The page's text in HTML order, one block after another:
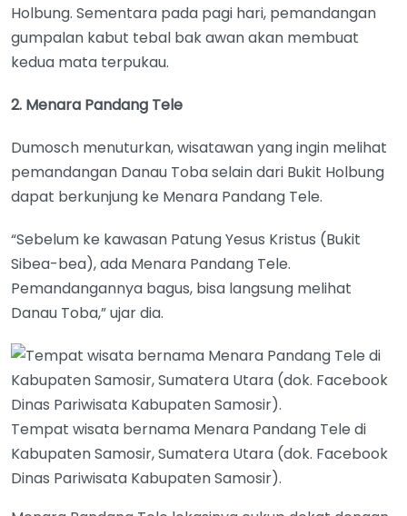
Holbung. Sementara pada pagi hari, pemandangan
gumpalan kabut tebal bak awan akan membuat
kedua mata terpukau.
2. Menara Pandang Tele
Dumosch menuturkan, wisatawan yang ingin melihat
pemandangan Danau Toba selain dari Bukit Holbung
dapat berkunjung ke Menara Pandang Tele.
“Sebelum ke kawasan Patung Yesus Kristus (Bukit
Sibea-bea), ada Menara Pandang Tele.
Pemandangannya bagus, bisa langsung melihat
Danau Toba,” ujar dia.
Tempat wisata bernama Menara Pandang Tele di
Kabupaten Samosir, Sumatera Utara (dok. Facebook
Dinas Pariwisata Kabupaten Samosir).